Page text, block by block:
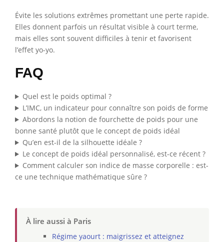
Évite les solutions extrêmes promettant une perte rapide.
Elles donnent parfois un résultat visible à court terme,
mais elles sont souvent difficiles à tenir et favorisent
l’effet yo-yo.
FAQ
Quel est le poids optimal ?
L’IMC, un indicateur pour connaître son poids de forme
Abordons la notion de fourchette de poids pour une
bonne santé plutôt que le concept de poids idéal
Qu’en est-il de la silhouette idéale ?
Le concept de poids idéal personnalisé, est-ce récent ?
Comment calculer son indice de masse corporelle : est-
ce une technique mathématique sûre ?
À lire aussi à Paris
Régime yaourt : maigrissez et atteignez